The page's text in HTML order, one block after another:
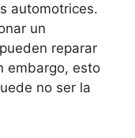
automotrices.
un
reparar
embargo, esto
no ser la